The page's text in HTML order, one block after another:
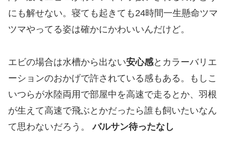
にも解せない。寝ても起きても24時間一生懸命ツマ
ツマやってる姿は確かにかわいいんだけど。
エビの場合は水槽から出ない安心感とカラーバリエ
ーションのおかげで許されている感もある。もしこ
いつらが水陸両用で部屋中を高速で走るとか、羽根
が生えて高速で飛ぶとかだったら誰も飼いたいなん
て思わないだろう。バルサン待ったなし